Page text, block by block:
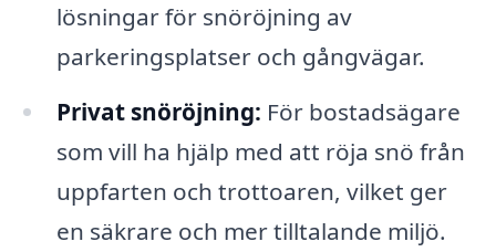
lösningar för snöröjning av
parkeringsplatser och gångvägar.
Privat snöröjning: För bostadsägare
som vill ha hjälp med att röja snö från
uppfarten och trottoaren, vilket ger
en säkrare och mer tilltalande miljö.